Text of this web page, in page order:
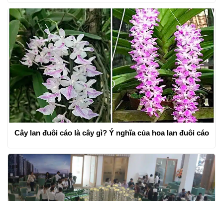
Cây lan đuôi cáo là cây gì? Ý nghĩa của hoa lan đuôi cáo